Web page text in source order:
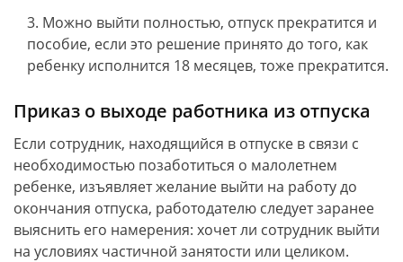
Можно выйти полностью, отпуск прекратится и
пособие, если это решение принято до того, как
ребенку исполнится 18 месяцев, тоже прекратится.
Приказ о выходе работника из отпуска
Если сотрудник, находящийся в отпуске в связи с
необходимостью позаботиться о малолетнем
ребенке, изъявляет желание выйти на работу до
окончания отпуска, работодателю следует заранее
выяснить его намерения: хочет ли сотрудник выйти
на условиях частичной занятости или целиком.